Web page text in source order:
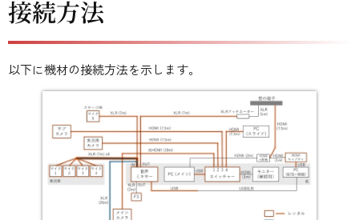
接続方法
以下に機材の接続方法を示します。